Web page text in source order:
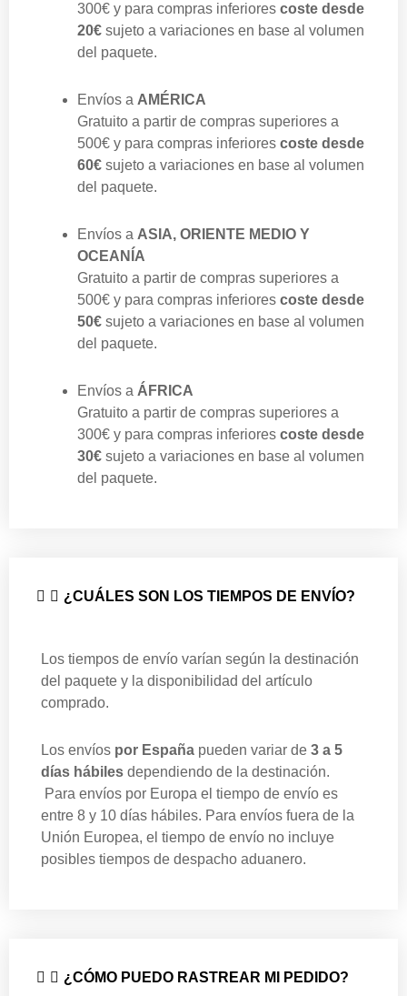
300€ y para compras inferiores coste desde
20€ sujeto a variaciones en base al volumen
del paquete.
Envíos a AMÉRICA
Gratuito a partir de compras superiores a
500€ y para compras inferiores coste desde
60€ sujeto a variaciones en base al volumen
del paquete.
Envíos a ASIA, ORIENTE MEDIO Y
OCEANÍA
Gratuito a partir de compras superiores a
500€ y para compras inferiores coste desde
50€ sujeto a variaciones en base al volumen
del paquete.
Envíos a ÁFRICA
Gratuito a partir de compras superiores a
300€ y para compras inferiores coste desde
30€ sujeto a variaciones en base al volumen
del paquete.
¿CUÁLES SON LOS TIEMPOS DE ENVÍO?
Los tiempos de envío varían según la destinación
del paquete y la disponibilidad del artículo
comprado.
Los envíos por España pueden variar de 3 a 5
días hábiles dependiendo de la destinación.
Para envíos por Europa el tiempo de envío es
entre 8 y 10 días hábiles. Para envíos fuera de la
Unión Europea, el tiempo de envío no incluye
posibles tiempos de despacho aduanero.
¿CÓMO PUEDO RASTREAR MI PEDIDO?